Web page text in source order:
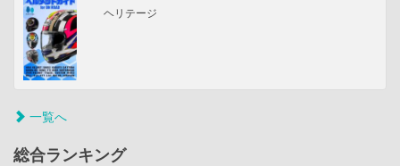
ヘリテージ
一覧へ
総合ランキング